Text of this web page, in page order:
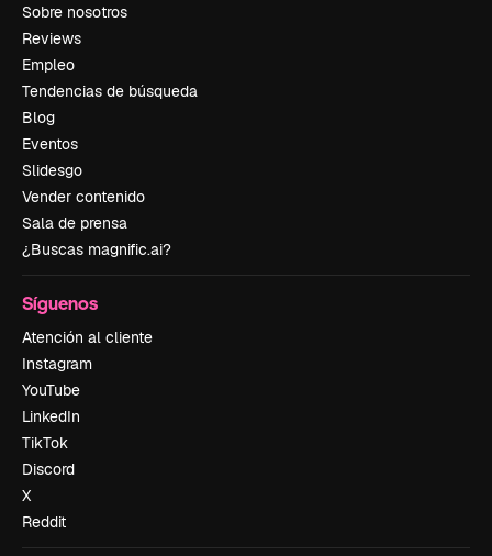
Sobre nosotros
Reviews
Empleo
Tendencias de búsqueda
Blog
Eventos
Slidesgo
Vender contenido
Sala de prensa
¿Buscas magnific.ai?
Síguenos
Atención al cliente
Instagram
YouTube
LinkedIn
TikTok
Discord
X
Reddit